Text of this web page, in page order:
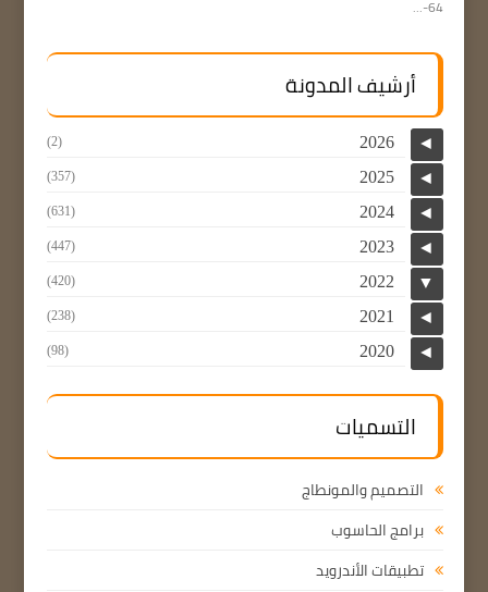
64-...
أرشيف المدونة
◄
2026
(2)
◄
2025
(357)
◄
2024
(631)
◄
2023
(447)
▼
2022
(420)
◄
2021
(238)
◄
2020
(98)
التسميات
التصميم والمونطاج
برامج الحاسوب
تطبيقات الأندرويد